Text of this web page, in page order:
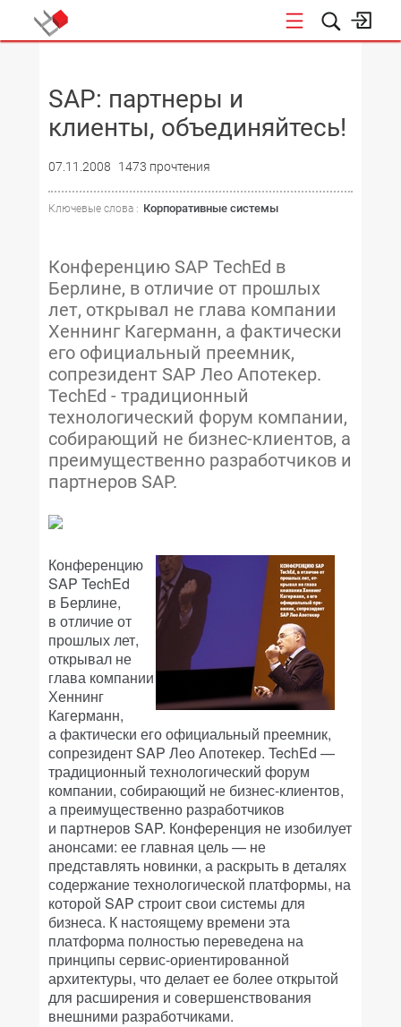
SAP: партнеры и
клиенты, объединяйтесь!
07.11.2008 1473 прочтения
Ключевые слова : Корпоративные системы
Конференцию SAP TechEd в
Берлине, в отличие от прошлых
лет, открывал не глава компании
Хеннинг Кагерманн, а фактически
его официальный преемник,
сопрезидент SAP Лео Апотекер.
TechEd - традиционный
технологический форум компании,
собирающий не бизнес-клиентов, а
преимущественно разработчиков и
партнеров SAP.
Конференцию
SAP TechEd
в Берлине,
в отличие от
прошлых лет,
открывал не
глава компании
Хеннинг
Кагерманн,
а фактически его официальный преемник,
сопрезидент SAP Лео Апотекер. TechEd —
традиционный технологический форум
компании, собирающий не бизнес-клиентов,
а преимущественно разработчиков
и партнеров SAP. Конференция не изобилует
анонсами: ее главная цель — не
представлять новинки, а раскрыть в деталях
содержание технологической платформы, на
которой SAP строит свои системы для
бизнеса. К настоящему времени эта
платформа полностью переведена на
принципы сервис-ориентированной
архитектуры, что делает ее более открытой
для расширения и совершенствования
внешними разработчиками.